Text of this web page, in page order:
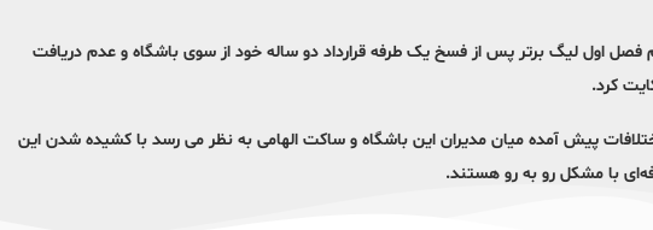
اول لیگ برتر پس از فسخ یک طرفه قرارداد دو ساله خود از سوی باشگاه و عدم دریافت
کرد.
پیش آمده میان مدیران این باشگاه و ساکت الهامی به نظر می رسد با کشیده شدن این
با مشکل رو به رو هستند.